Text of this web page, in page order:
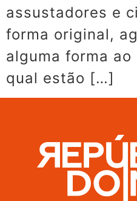
assustadores e
forma original,
alguma forma ao
qual estão […]